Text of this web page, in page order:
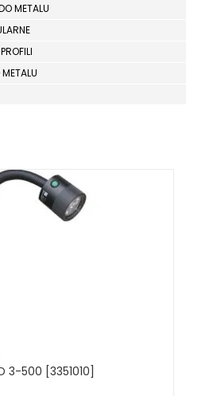
METALU
METALU
STOŁOWE
3-500 [3351010]